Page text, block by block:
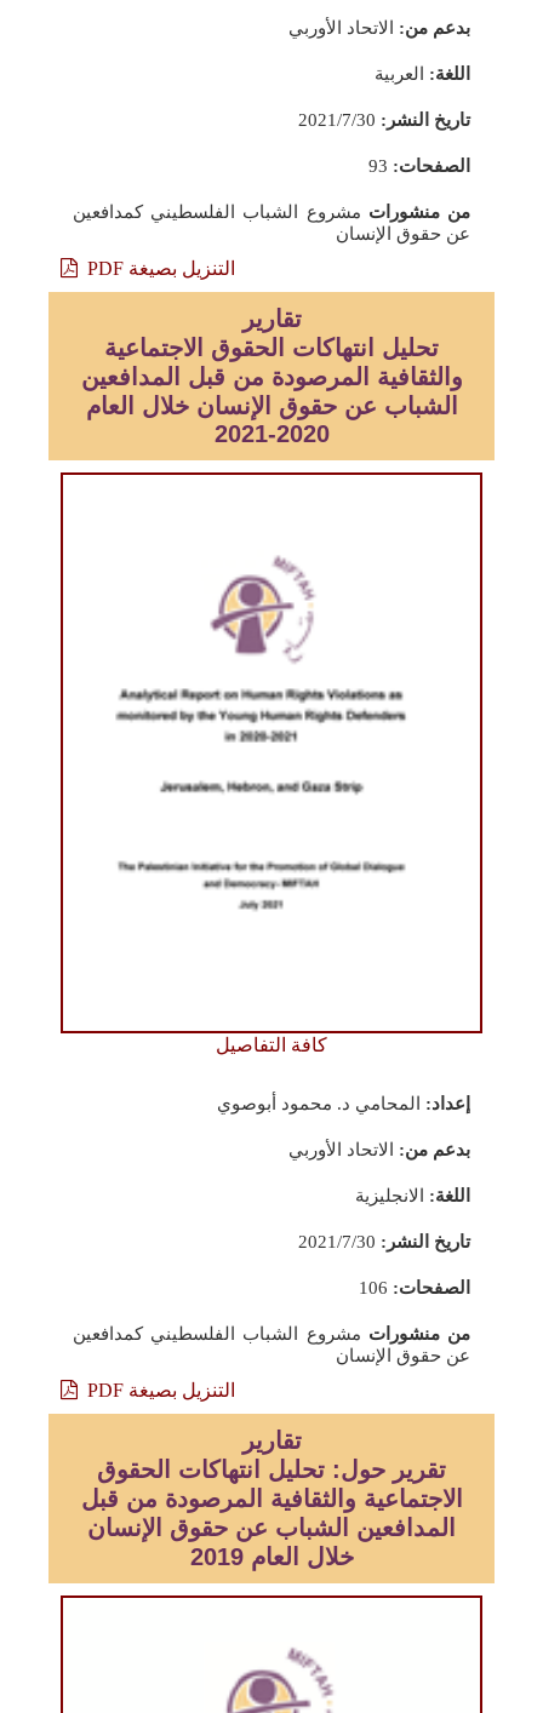
بدعم من: الاتحاد الأوربي
اللغة: العربية
تاريخ النشر:
الصفحات:
من منشورات مشروع الشباب الفلسطيني كمدافعين
عن حقوق الإنسان
التنزيل بصيغة PDF
تقارير
تحليل انتهاكات الحقوق الاجتماعية
والثقافية المرصودة من قبل المدافعين
الشباب عن حقوق الإنسان خلال العام
2020-2021
كافة التفاصيل
إعداد: المحامي د. محمود أبوصوي
بدعم من: الاتحاد الأوربي
اللغة: الانجليزية
تاريخ النشر:
الصفحات:
من منشورات مشروع الشباب الفلسطيني كمدافعين
عن حقوق الإنسان
التنزيل بصيغة PDF
تقارير
تقرير حول: تحليل انتهاكات الحقوق
الاجتماعية والثقافية المرصودة من قبل
المدافعين الشباب عن حقوق الإنسان
خلال العام 2019